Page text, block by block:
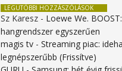
LEGUTÓBBI HOZZÁSZÓLÁSOK
Sz Karesz - Loewe We.
hangrendszer egyszerűen
magis tv -Streaming piac:
legnépszerűbb (Frissítve)